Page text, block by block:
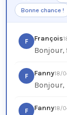
Bonne chance !
F François
Bonjour,
F Fanny18/
Bonjour,
F Fanny18/